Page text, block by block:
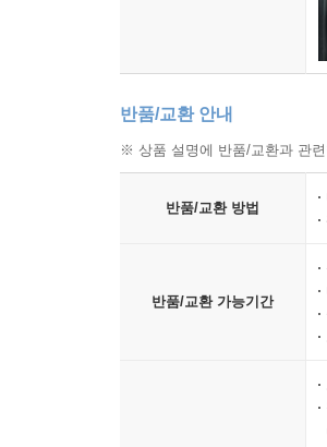
반품/교환 안내
※ 상품 설명에 반품/교환과 관
반품/교환 방법
반품/교환 가능기간